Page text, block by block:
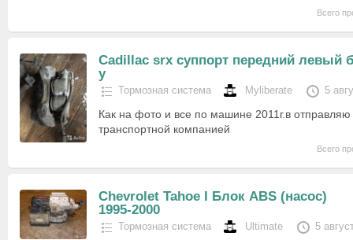
Всего
Cadillac srx суппорт передний левый
у
Тормозная система Myliberate 5
Как на фото и все по машине 2011г.в
транспортной компанией
Всего
Chevrolet Tahoe I Блок ABS (насос)
1995-2000
Тормозная система Ultimate 5